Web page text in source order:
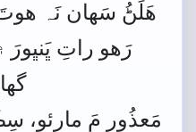
ھَلَڻُ سَھان نَہ
رَھو راتِ ڀَنڀورَ
مَعذُورِ مَ مارِئو،